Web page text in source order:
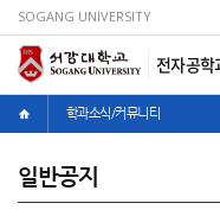
SOGANG UNIVERSITY
전자공학
학과소식/커뮤니티
일반공지